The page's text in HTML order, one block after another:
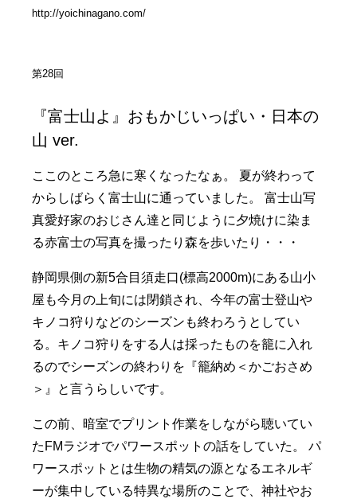
http://yoichinagano.com/
第28回
『富士山よ』おもかじいっぱい・日本の
山 ver.
ここのところ急に寒くなったなぁ。 夏が終わって
からしばらく富士山に通っていました。 富士山写
真愛好家のおじさん達と同じように夕焼けに染ま
る赤富士の写真を撮ったり森を歩いたり・・・
静岡県側の新5合目須走口(標高2000m)にある山小
屋も今月の上旬には閉鎖され、今年の富士登山や
キノコ狩りなどのシーズンも終わろうとしてい
る。キノコ狩りをする人は採ったものを籠に入れ
るのでシーズンの終わりを『籠納め＜かごおさめ
＞』と言うらしいです。
この前、暗室でプリント作業をしながら聴いてい
たFMラジオでパワースポットの話をしていた。 パ
ワースポットとは生物の精気の源となるエネルギ
ーが集中している特異な場所のことで、神社やお